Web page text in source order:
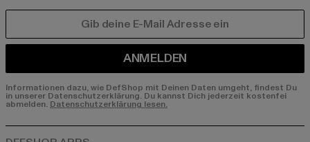
ANMELDEN
Informationen dazu, wie DefShop mit Deinen Daten umgeht, findest Du
in unserer Datenschutzerklärung. Du kannst Dich jederzeit kostenfei
abmelden. Datenschutzerklärung lesen.